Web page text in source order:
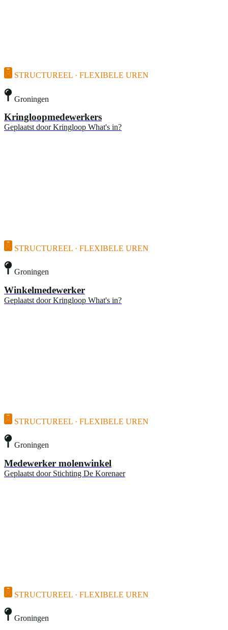
STRUCTUREEL · FLEXIBELE UREN
Groningen
Kringloopmedewerkers
Geplaatst door Kringloop What's in?
STRUCTUREEL · FLEXIBELE UREN
Groningen
Winkelmedewerker
Geplaatst door Kringloop What's in?
STRUCTUREEL · FLEXIBELE UREN
Groningen
Medewerker molenwinkel
Geplaatst door Stichting De Korenaer
STRUCTUREEL · FLEXIBELE UREN
Groningen